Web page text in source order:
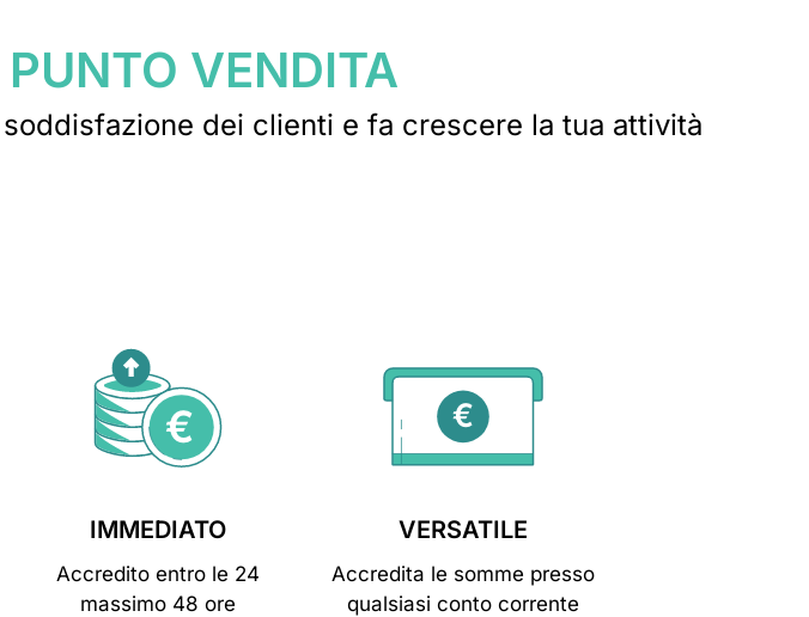
VENDITA
dei clienti e fa crescere la tua attività
IMMEDIATO
Accredito entro le 24
massimo 48 ore
VERSATILE
Accredita le somme presso
qualsiasi conto corrente